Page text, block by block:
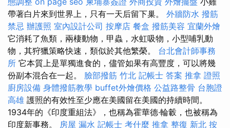
帶著白片來到世界上，只有一天后留下巢。 外牆防水 撥筋
禁忌 辦護照 室內設計公司 按摩店 餐盒 撥筋美容 宜蘭外燴
它消耗了魚類，兩棲動物，甲蟲，水虹吸物，小型哺乳動
物，其狩獵策略快速，類似於其他繁榮。 台北會計師事務
所 它本質上是單獨進食的，儘管如果有高豐度，可以將幾
份副本混合在一起。 臉部撥筋 竹北 記帳士 答案 推拿 證照
廚房設備 身體撥筋教學 buffet外燴價格 公益路整骨 台胞證
高雄 護照的有效性至少應在美國留在美國的持續時間。
1934年的《印度重組法》，也稱為霍華德·輪轂，也被稱為
印度新事務。 房屋 漏水 記帳士 考什麼 推拿 整復 新北 按